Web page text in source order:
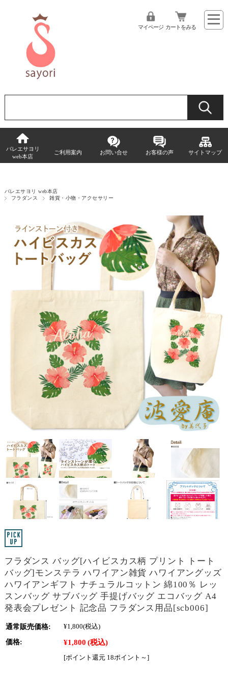
マイページ カートをみる
バレエサヨリ
web本店
ご利用案内 お問い合せ お客様の声 サイトマップ
バレエサヨリ web本店
フラダンス
雑貨・小物・アクセサリー
フラダンス バッグ[ハイビスカス柄 プリント トート
バッグ]モンステラ ハワイアン雑貨 ハワイアングッズ
ハワイアンギフト ナチュラルコットン 綿100％ レッ
スンバッグ サブバッグ 手提げバッグ エコバッグ A4
発表会プレゼント 記念品 フラダンス用品[scb006]
通常販売価格: ¥1,800(税込)
価格: ¥1,800 (税込)
[ポイント還元 18ポイント～]